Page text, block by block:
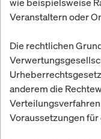
Veranstaltern oder
Die rechtlichen
anderem die
Voraussetzungen